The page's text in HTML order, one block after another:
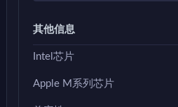
其他信息
Intel芯片
Apple M系列芯片